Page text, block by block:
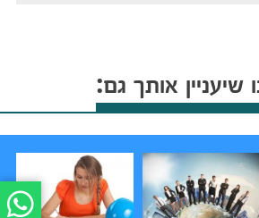
שיעניין אותך גם: